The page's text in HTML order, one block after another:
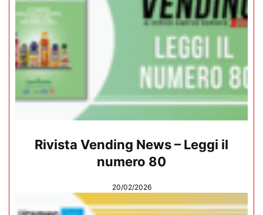
Rivista Vending News – Leggi il
numero 80
20/02/2026